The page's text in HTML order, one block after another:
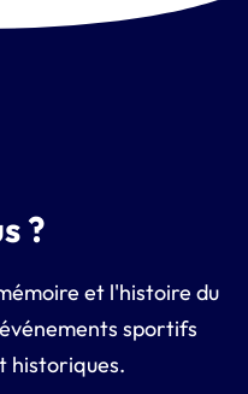
?
et l'histoire du
sportifs
historiques.